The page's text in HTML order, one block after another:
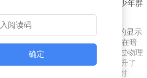
，但教育生态的完整性使其在青少年群
端代表Oasis，则延续了品牌一贯的显示
超清屏幕配合可调节色温功能，在暗
的阅读体验。其人体工学设计通过物理
属机身与IPX8防水等级进一步提升了
仅支持亚马逊自有书城资源，且对
确定